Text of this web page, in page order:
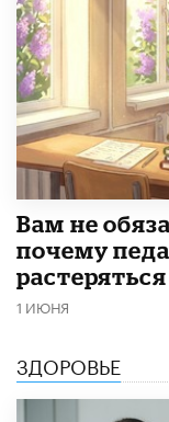
​Вам не
почему
растеряться
1 ИЮНЯ
ЗДОРОВЬЕ